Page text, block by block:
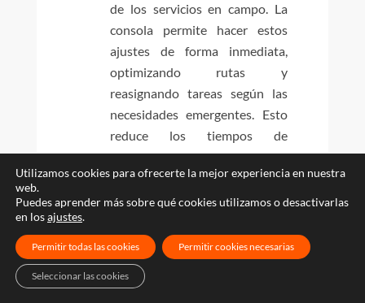
de los servicios en campo. La
consola permite hacer estos
ajustes de forma inmediata,
optimizando rutas y
reasignando tareas según las
necesidades emergentes. Esto
reduce los tiempos de
inactividad y asegura que los
recursos se utilicen de la
manera más efectiva posible.
Personal en Campo:
La consola
facilita una comunicación fluida
entre los despachadores y los
Utilizamos cookies para ofrecerte la mejor experiencia en nuestra
web.
Puedes aprender más sobre qué cookies utilizamos o desactivarlas
en losajustes.
Permitir todas las cookies Permitir cookies necesarias
Seleccionar las cookies